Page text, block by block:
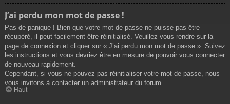
J’ai perdu mon mot de passe !
Pas de panique ! Bien que votre mot de passe ne puisse pas être
récupéré, il peut facilement être réinitialisé. Veuillez vous rendre sur la
page de connexion et cliquer sur « J’ai perdu mon mot de passe ». Suivez
les instructions et vous devriez être en mesure de pouvoir vous connecter
de nouveau rapidement.
Cependant, si vous ne pouvez pas réinitialiser votre mot de passe, nous
vous invitons à contacter un administrateur du forum.
Haut